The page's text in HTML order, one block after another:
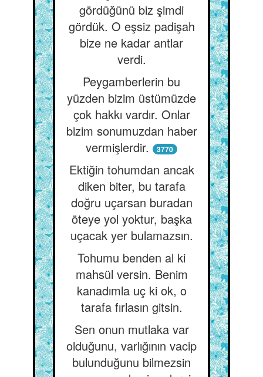
gördüğünü biz şimdi
gördük. O eşsiz padişah
bize ne kadar antlar
verdi.
Peygamberlerin bu
yüzden bizim üstümüzde
çok hakkı vardır. Onlar
bizim sonumuzdan haber
vermişlerdir.
3770
Ektiğin tohumdan ancak
diken biter, bu tarafa
doğru uçarsan buradan
öteye yol yoktur, başka
uçacak yer bulamazsın.
Tohumu benden al ki
mahsül versin. Benim
kanadımla uç ki ok, o
tarafa fırlasın gitsin.
Sen onun mutlaka var
olduğunu, varlığının vacip
bulunduğunu bilmezsin